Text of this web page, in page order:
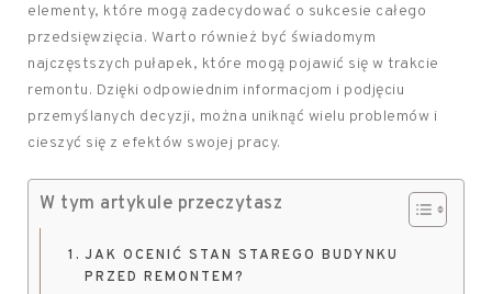
elementy, które mogą zadecydować o sukcesie całego
przedsięwzięcia. Warto również być świadomym
najczęstszych pułapek, które mogą pojawić się w trakcie
remontu. Dzięki odpowiednim informacjom i podjęciu
przemyślanych decyzji, można uniknąć wielu problemów i
cieszyć się z efektów swojej pracy.
W tym artykule przeczytasz
JAK OCENIĆ STAN STAREGO BUDYNKU
PRZED REMONTEM?